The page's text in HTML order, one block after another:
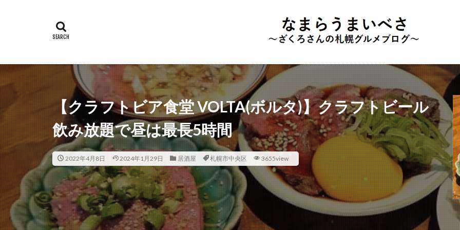
【クラフトビア食堂 VOLTA(ボルタ)】クラフトビール
飲み放題で昼は最長5時間
2022年4月8日 2024年1月29日 居酒屋 札幌市中央区 3655view